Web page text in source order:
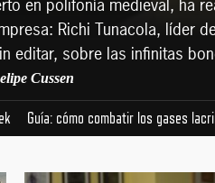
en polifonía medieval, ha
Richi Tunacola, líder
editar, sobre las infinitas
Cussen
Guía: cómo combatir los gases